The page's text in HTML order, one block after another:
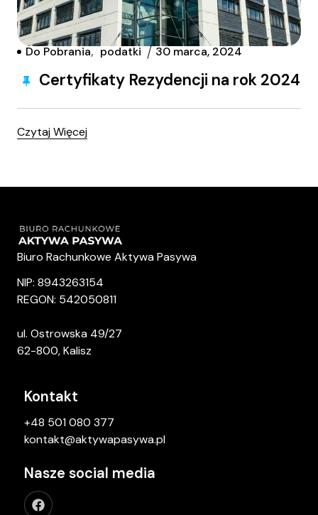
Do Pobrania podatki 30 marca, 2024
Certyfikaty Rezydencji na rok 2024
Czytaj Więcej
Biuro Rachunkowe Aktywa Pasywa
NIP: 8943263154
REGON: 542050811
ul. Ostrowska 49/27
62-800, Kalisz
Kontakt
+48 501 080 377
kontakt@aktywapasywa.pl
Nasze social media